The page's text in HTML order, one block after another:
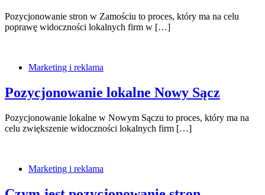
Pozycjonowanie stron w Zamościu to proces, który ma na celu
poprawę widoczności lokalnych firm w […]
Marketing i reklama
Pozycjonowanie lokalne Nowy Sącz
Pozycjonowanie lokalne w Nowym Sączu to proces, który ma na
celu zwiększenie widoczności lokalnych firm […]
Marketing i reklama